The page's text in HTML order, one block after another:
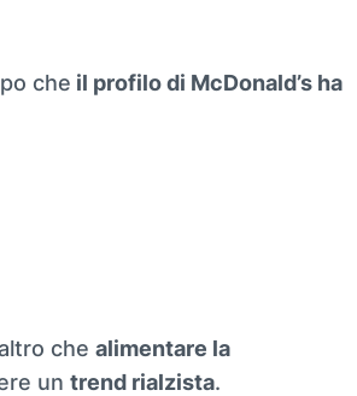
che il profilo di McDonald’s ha
che alimentare la
un trend rialzista.